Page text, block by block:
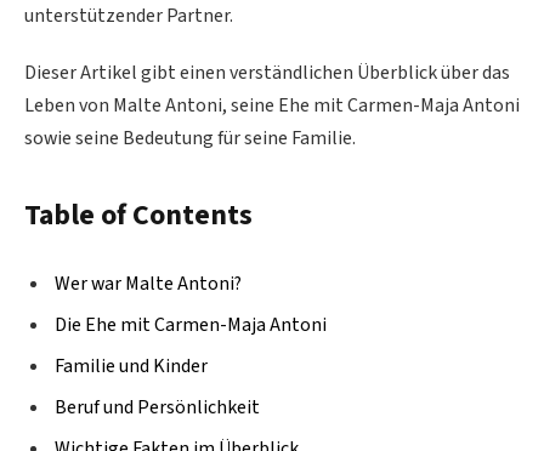
unterstützender Partner.
Dieser Artikel gibt einen verständlichen Überblick über das
Leben von Malte Antoni, seine Ehe mit Carmen-Maja Antoni
sowie seine Bedeutung für seine Familie.
Table of Contents
Wer war Malte Antoni?
Die Ehe mit Carmen-Maja Antoni
Familie und Kinder
Beruf und Persönlichkeit